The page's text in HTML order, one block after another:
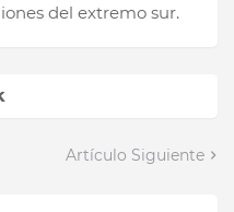
del extremo sur.
Artículo Siguiente